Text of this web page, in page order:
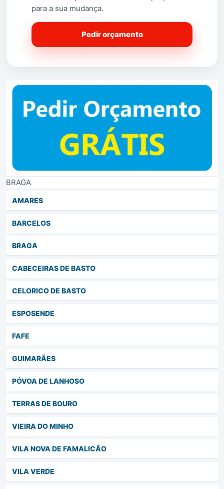
para a sua mudança.
Pedir orçamento
BRAGA
AMARES
BARCELOS
BRAGA
CABECEIRAS DE BASTO
CELORICO DE BASTO
ESPOSENDE
FAFE
GUIMARÃES
PÓVOA DE LANHOSO
TERRAS DE BOURO
VIEIRA DO MINHO
VILA NOVA DE FAMALICÃO
VILA VERDE